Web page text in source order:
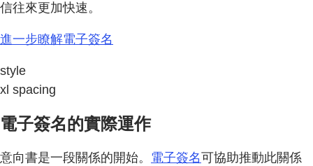
信往來更加快速。
進一步瞭解電子簽名
style
xl spacing
電子簽名的實際運作
意向書是一段關係的開始。 電子簽名可協助推動此關係